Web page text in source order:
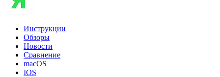
Инструкции
Обзоры
Новости
Сравнение
macOS
IOS